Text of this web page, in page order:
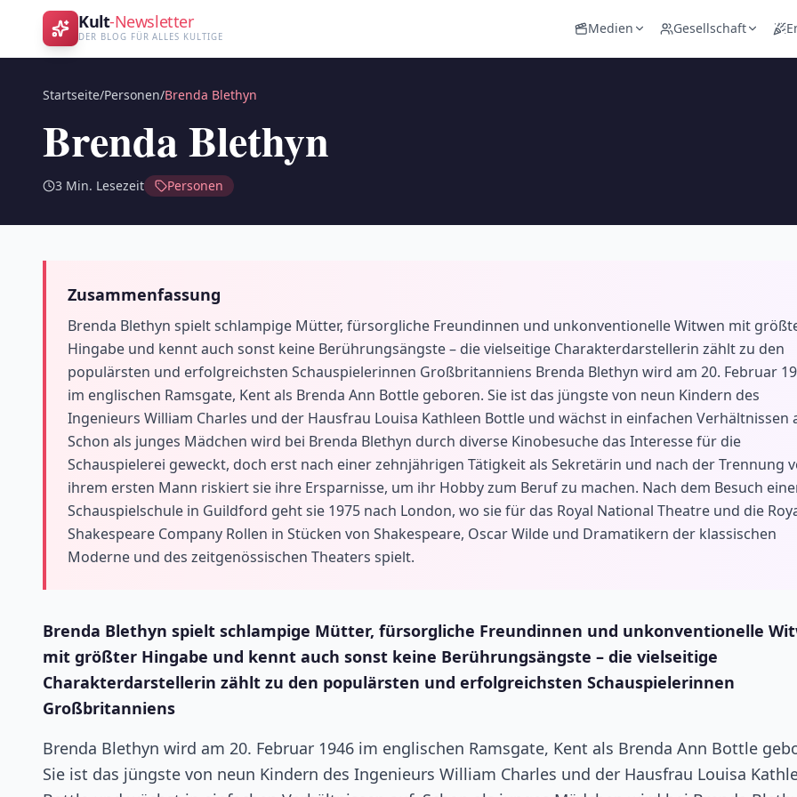
Kult-Newsletter
DER BLOG FÜR ALLES KULTIGE
Medien Gesellschaft
Startseite/Personen/Brenda Blethyn
Brenda Blethyn
3 Min. Lesezeit Personen
Zusammenfassung
Brenda Blethyn spielt schlampige Mütter, fürsorgliche Freundinnen und unkonventionelle Witwen mit
Hingabe und kennt auch sonst keine Berührungsängste – die vielseitige Charakterdarstellerin zählt zu den
populärsten und erfolgreichsten Schauspielerinnen Großbritanniens Brenda Blethyn wird am 20. Februar
im englischen Ramsgate, Kent als Brenda Ann Bottle geboren. Sie ist das jüngste von neun Kindern des
Ingenieurs William Charles und der Hausfrau Louisa Kathleen Bottle und wächst in einfachen Verhältnissen
Schon als junges Mädchen wird bei Brenda Blethyn durch diverse Kinobesuche das Interesse für die
Schauspielerei geweckt, doch erst nach einer zehnjährigen Tätigkeit als Sekretärin und nach der Trennung
ihrem ersten Mann riskiert sie ihre Ersparnisse, um ihr Hobby zum Beruf zu machen. Nach dem Besuch
Schauspielschule in Guildford geht sie 1975 nach London, wo sie für das Royal National Theatre und die
Shakespeare Company Rollen in Stücken von Shakespeare, Oscar Wilde und Dramatikern der klassischen
Moderne und des zeitgenössischen Theaters spielt.
Brenda Blethyn spielt schlampige Mütter, fürsorgliche Freundinnen und unkonventionelle
mit größter Hingabe und kennt auch sonst keine Berührungsängste – die vielseitige
Charakterdarstellerin zählt zu den populärsten und erfolgreichsten Schauspielerinnen
Großbritanniens
Brenda Blethyn wird am 20. Februar 1946 im englischen Ramsgate, Kent als Brenda Ann Bottle
Sie ist das jüngste von neun Kindern des Ingenieurs William Charles und der Hausfrau Louisa